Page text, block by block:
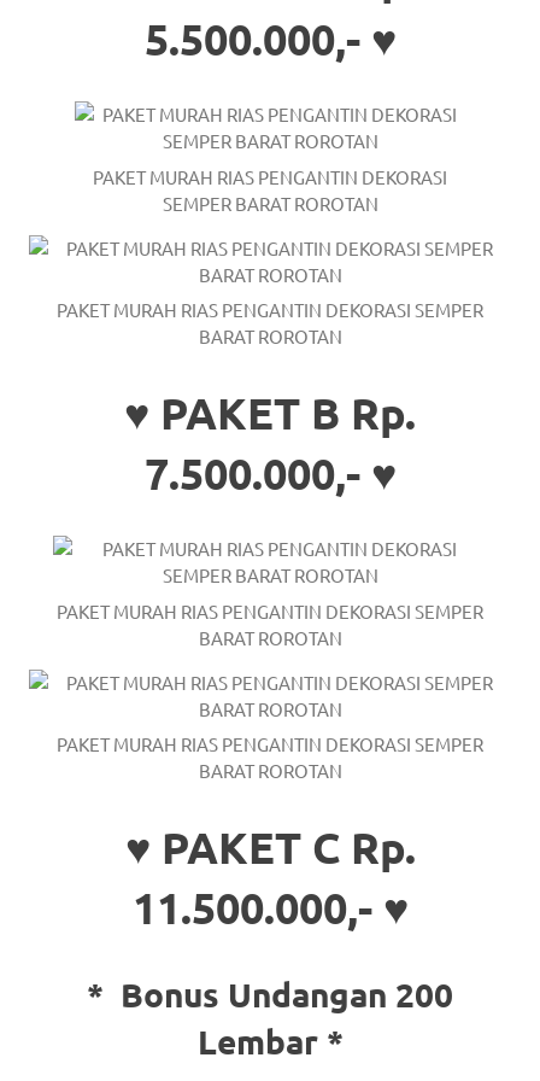
https://www.stockswatches.com
https://
link
right
https://www.domainwatches.com
rolex.
content
https://
imitation
https://www.gameswatches.com
5.500.000,- ♥
PAKET MURAH RIAS PENGANTIN DEKORASI
SEMPER BARAT ROROTAN
PAKET MURAH RIAS PENGANTIN DEKORASI SEMPER
BARAT ROROTAN
♥ PAKET B Rp.
7.500.000,- ♥
PAKET MURAH RIAS PENGANTIN DEKORASI SEMPER
BARAT ROROTAN
PAKET MURAH RIAS PENGANTIN DEKORASI SEMPER
BARAT ROROTAN
♥ PAKET C Rp.
11.500.000,- ♥
* Bonus Undangan 200
Lembar *